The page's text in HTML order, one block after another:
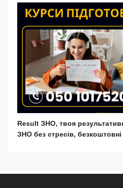
Result ЗНО, твоя
ЗНО без стресів, безкоштовні